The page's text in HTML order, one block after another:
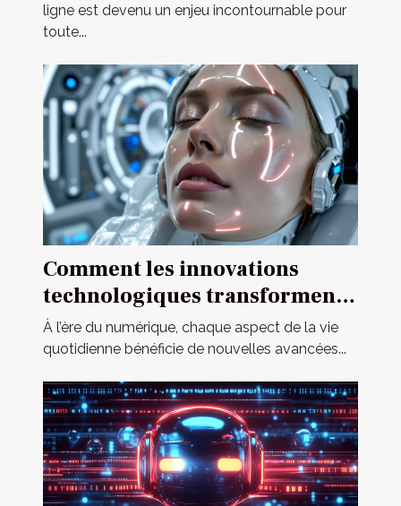
ligne est devenu un enjeu incontournable pour
toute...
Comment les innovations
technologiques transforment-
elles les poupées pour adultes
?
À l’ère du numérique, chaque aspect de la vie
quotidienne bénéficie de nouvelles avancées...